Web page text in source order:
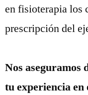
en fisioterapia los
prescripción del
Nos aseguramos
tu experiencia en